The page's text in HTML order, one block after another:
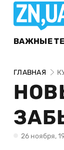
ВАЖНЫЕ
ГЛАВНАЯ
26 ноября,